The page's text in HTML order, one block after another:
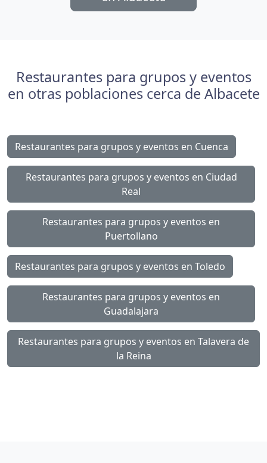
Restaurantes para grupos y eventos
en otras poblaciones cerca de Albacete
Restaurantes para grupos y eventos en Cuenca
Restaurantes para grupos y eventos en Ciudad
Real
Restaurantes para grupos y eventos en
Puertollano
Restaurantes para grupos y eventos en Toledo
Restaurantes para grupos y eventos en
Guadalajara
Restaurantes para grupos y eventos en Talavera de
la Reina